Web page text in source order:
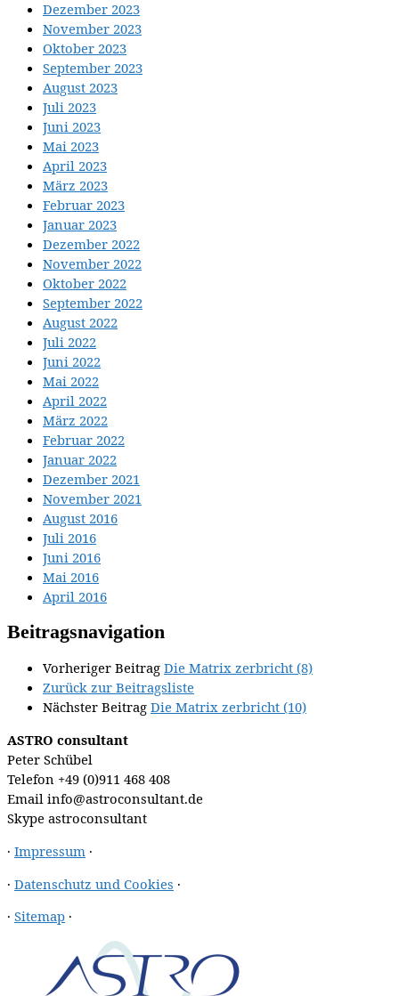
Dezember 2023
November 2023
Oktober 2023
September 2023
August 2023
Juli 2023
Juni 2023
Mai 2023
April 2023
März 2023
Februar 2023
Januar 2023
Dezember 2022
November 2022
Oktober 2022
September 2022
August 2022
Juli 2022
Juni 2022
Mai 2022
April 2022
März 2022
Februar 2022
Januar 2022
Dezember 2021
November 2021
August 2016
Juli 2016
Juni 2016
Mai 2016
April 2016
Beitragsnavigation
Vorheriger Beitrag Die Matrix zerbricht (8)
Zurück zur Beitragsliste
Nächster Beitrag Die Matrix zerbricht (10)
ASTRO consultant
Peter Schübel
Telefon +49 (0)911 468 408
Email info@astroconsultant.de
Skype astroconsultant
· Impressum ·
· Datenschutz und Cookies ·
· Sitemap ·